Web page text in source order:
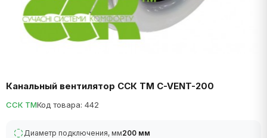
Канальный вентилятор ССК ТМ C-VENT-200
ССК ТМКод товара: 442
Диаметр подключения, мм200 мм